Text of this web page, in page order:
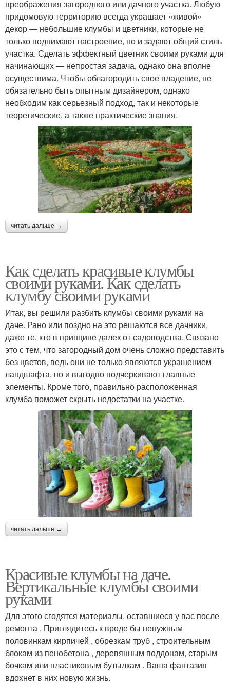
преображения загородного или дачного участка. Любую
придомовую территорию всегда украшает «живой»
декор — небольшие клумбы и цветники, которые не
только поднимают настроение, но и задают общий стиль
участка. Сделать эффектный цветник своими руками для
начинающих — непростая задача, однако она вполне
осуществима. Чтобы облагородить свое владение, не
обязательно быть опытным дизайнером, однако
необходим как серьезный подход, так и некоторые
теоретические, а также практические знания.
читать дальше →
Как сделать красивые клумбы
своими руками. Как сделать
клумбу своими руками
Итак, вы решили разбить клумбы своими руками на
даче. Рано или поздно на это решаются все дачники,
даже те, кто в принципе далек от садоводства. Связано
это с тем, что загородный дом очень сложно представить
без цветов, ведь они не только являются украшением
ландшафта, но и выгодно подчеркивают главные
элементы. Кроме того, правильно расположенная
клумба поможет скрыть недостатки на участке.
читать дальше →
Красивые клумбы на даче.
Вертикальные клумбы своими
руками
Для этого сгодятся материалы, оставшиеся у вас после
ремонта . Приглядитесь к вроде бы ненужным
половинкам кирпичей , обрезкам труб , строительным
блокам из пенобетона , деревянным поддонам, старым
бочкам или пластиковым бутылкам . Ваша фантазия
вдохнет в них новую жизнь.